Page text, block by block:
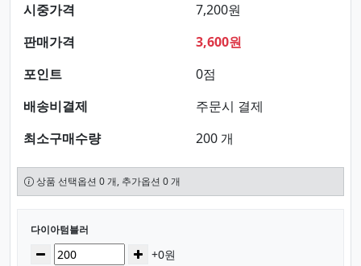
시중가격
7,200원
판매가격
3,600원
포인트
0점
배송비결제
주문시 결제
최소구매수량
200 개
상품 선택옵션 0 개, 추가옵션 0 개
선택된 옵션
다이아텀블러
수량감소 증가+0원